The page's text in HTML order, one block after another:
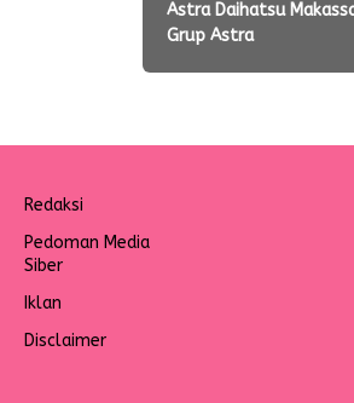
Astra Daihatsu
Grup Astra
Redaksi
Pedoman Media
Siber
Iklan
Disclaimer